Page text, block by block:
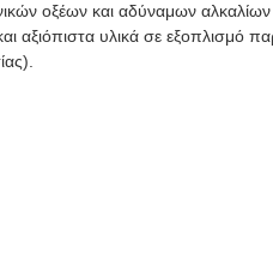
οξέων και αδύναμων αλκαλίων
και αξιόπιστα υλικά σε